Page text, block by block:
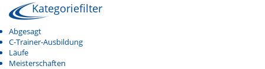
Kategoriefilter
Abgesagt
C-Trainer-Ausbildung
Läufe
Meisterschaften